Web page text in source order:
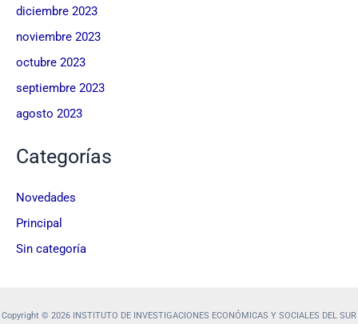
diciembre 2023
noviembre 2023
octubre 2023
septiembre 2023
agosto 2023
Categorías
Novedades
Principal
Sin categoría
Copyright © 2026 INSTITUTO DE INVESTIGACIONES ECONÓMICAS Y SOCIALES DEL SUR